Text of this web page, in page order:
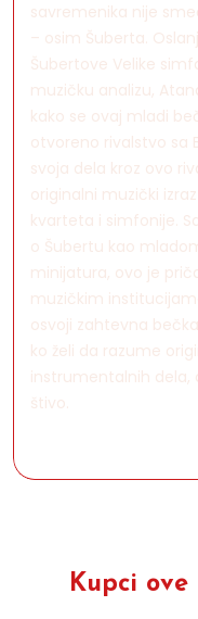
savremenika nije
– osim Šuberta.
Šubertove Velike
muzičku analizu,
kako se ovaj mladi
otvoreno rivalstvo sa
svoja dela kroz ovo
originalni muzički
kvarteta i simfonije.
o Šubertu kao
minijatura, ovo je
muzičkim
osvoji zahtevna
ko želi da razume
instrumentalnih dela,
štivo.
Kupci